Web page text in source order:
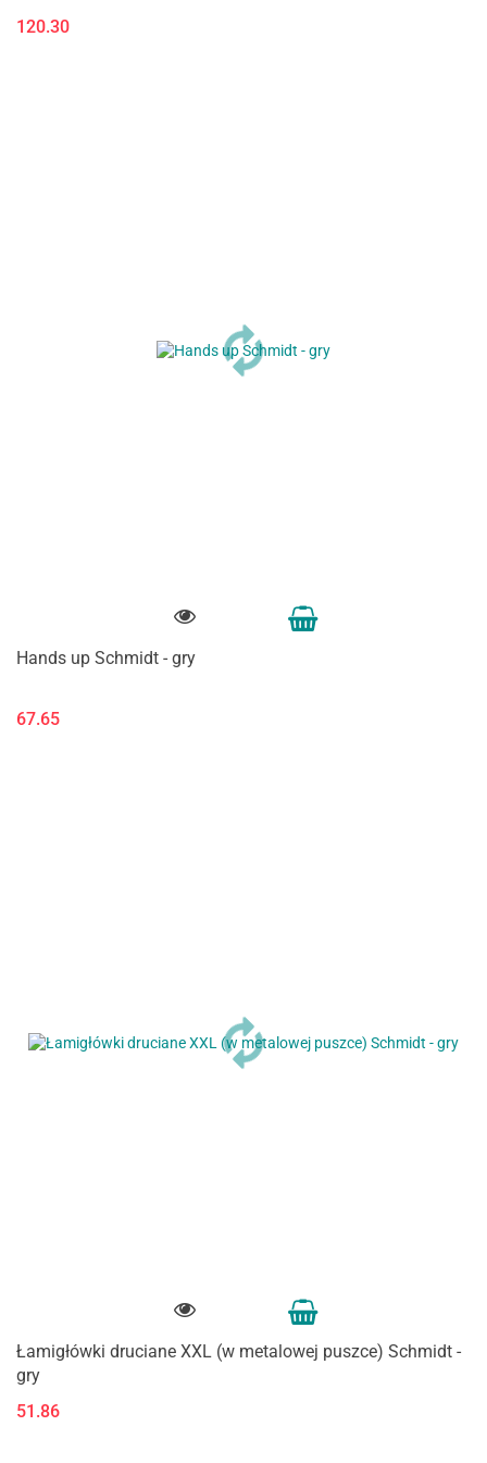
120.30
Hands up Schmidt - gry
67.65
Łamigłówki druciane XXL (w metalowej puszce) Schmidt -
gry
51.86